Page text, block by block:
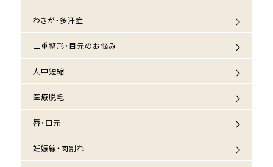
わきが・多汗症
二重整形・目元のお悩み
人中短縮
医療脱毛
唇・口元
妊娠線・肉割れ